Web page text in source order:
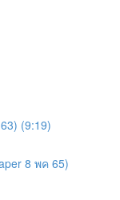
(9:19)
8 พค 65)